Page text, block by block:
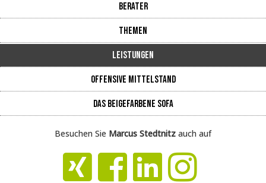
Berater
Themen
Leistungen
Offensive Mittelstand
Das beigefarbene Sofa
Besuchen Sie Marcus Stedtnitz auch auf